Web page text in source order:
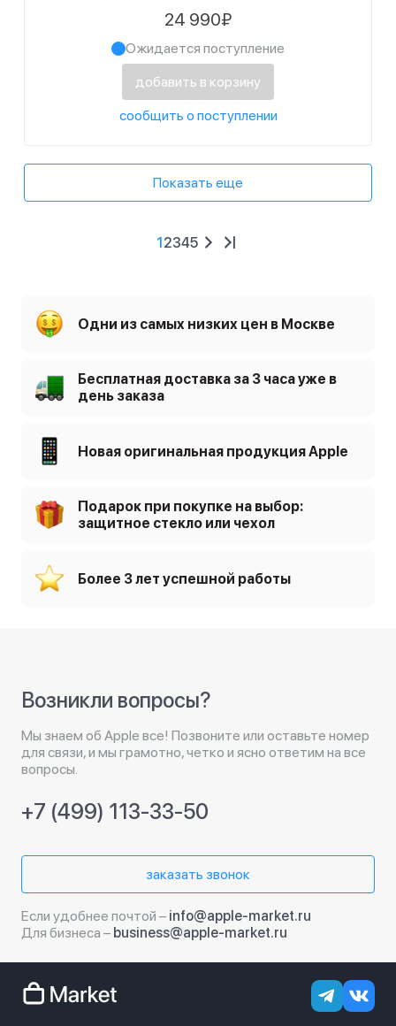
24 990₽
Ожидается поступление
добавить в корзину
сообщить о поступлении
Показать еще
12345
Одни из самых низких цен в Москве
Бесплатная доставка за 3 часа уже в
день заказа
Новая оригинальная продукция Apple
Подарок при покупке на выбор:
защитное стекло или чехол
Более 3 лет успешной работы
Возникли вопросы?
Мы знаем об Apple все! Позвоните или оставьте номер
для связи, и мы грамотно, четко и ясно ответим на все
вопросы.
+7 (499) 113-33-50
заказать звонок
Если удобнее почтой – info@apple-market.ru
Для бизнеса – business@apple-market.ru